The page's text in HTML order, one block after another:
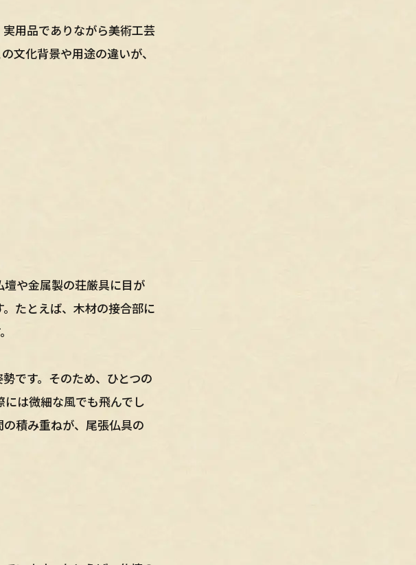
用品でありながら美術工芸
文化背景や用途の違いが、
や金属製の荘厳具に目が
たとえば、木材の接合部に
です。そのため、ひとつの
は微細な風でも飛んでし
積み重ねが、尾張仏具の